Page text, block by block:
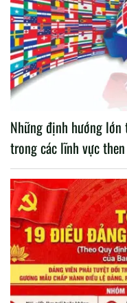
Những định hướng
trong các lĩnh vực